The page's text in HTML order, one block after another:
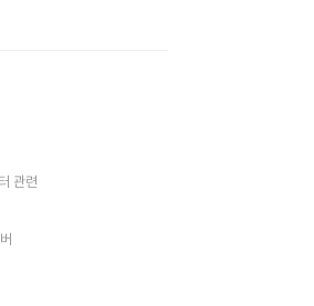
관련